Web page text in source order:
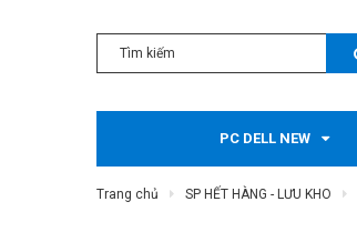
PC DELL NEW
Trang chủ SP HẾT HÀNG - LƯU KHO